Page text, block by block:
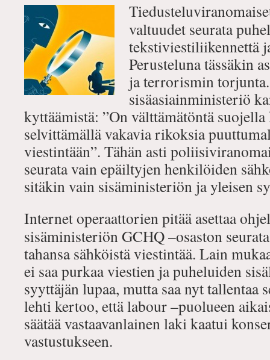
valtuudet seurata
tekstiviestiliikennettä
Perusteluna tässäkin
ja terrorismin
sisäasiainministeriö
kyttäämistä: ”On välttämätöntä
selvittämällä vakavia rikoksia
viestintään”. Tähän asti
seurata vain epäiltyjen henkilöiden
sitäkin vain sisäministeriön ja yleisen
Internet operaattorien pitää asettaa
sisäministeriön GCHQ –osaston
tahansa sähköistä viestintää. Lain
ei saa purkaa viestien ja puheluiden
syyttäjän lupaa, mutta saa nyt tallentaa
lehti kertoo, että labour –puolueen
säätää vastaavanlainen laki kaatui
vastustukseen.